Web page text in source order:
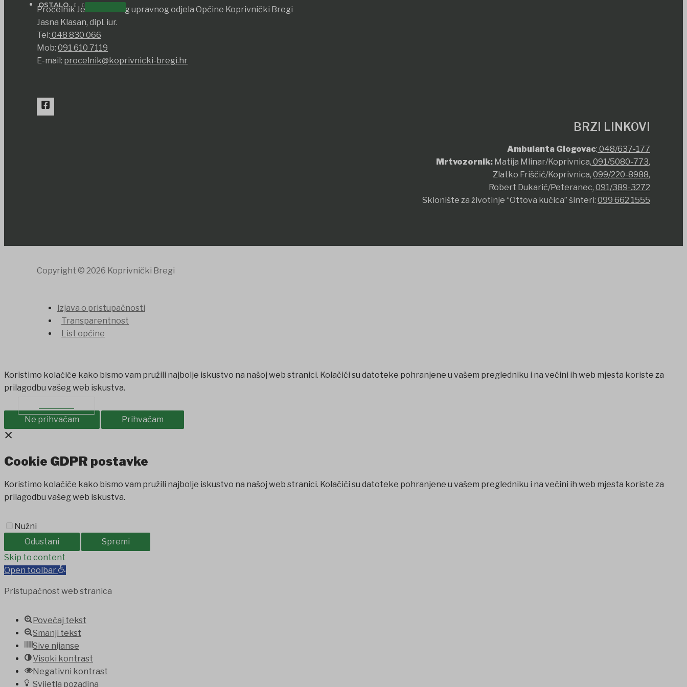
OSTALO
Pročelnik Jedinstvenog upravnog odjela Općine Koprivnički Bregi
Jasna Klasan, dipl. iur.
Tel: 048 830 066
Mob: 091 610 7119
E-mail: procelnik@koprivnicki-bregi.hr
BRZI LINKOVI
Ambulanta Glogovac: 048/637-177
Mrtvozornik: Matija Mlinar/Koprivnica, 091/5080-773,
Zlatko Friščić/Koprivnica, 099/220-8988,
Robert Dukarić/Peteranec, 091/389-3272
Sklonište za životinje “Ottova kućica” šinteri: 099 662 1555
Copyright © 2026 Koprivnički Bregi
Izjava o pristupačnosti
Transparentnost
List općine
Koristimo kolačiće kako bismo vam pružili najbolje iskustvo na našoj web stranici. Kolačići su datoteke pohranjene u vašem pregledniku i na većini ih web mjesta koriste za
prilagodbu vašeg web iskustva.
Ne prihvaćam Prihvaćam
×
Cookie GDPR postavke
Koristimo kolačiće kako bismo vam pružili najbolje iskustvo na našoj web stranici. Kolačići su datoteke pohranjene u vašem pregledniku i na većini ih web mjesta koriste za
prilagodbu vašeg web iskustva.
Nužni
Odustani
Spremi
favorisenmatbet
Skip to content
Open toolbar
Pristupačnost web stranica
Povećaj tekst
Smanji tekst
Sive nijanse
Visoki kontrast
Negativni kontrast
Svijetla pozadina